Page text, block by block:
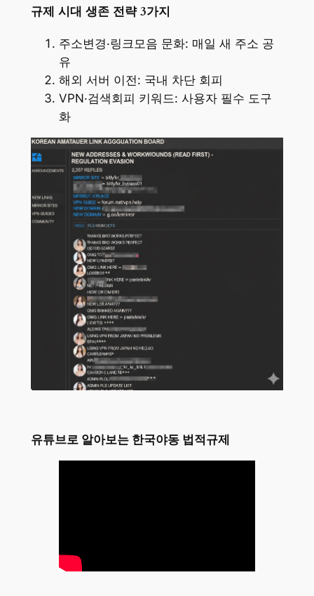
규제 시대 생존 전략 3가지
주소변경·링크모음 문화: 매일 새 주소 공
유
해외 서버 이전: 국내 차단 회피
VPN·검색회피 키워드: 사용자 필수 도구
화
유튜브로 알아보는 한국야동 법적규제